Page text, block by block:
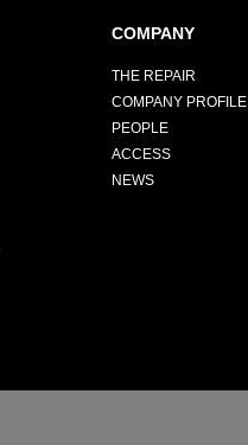
COMPANY
THE REPAIR
COMPANY PROFILE
PEOPLE
ACCESS
NEWS